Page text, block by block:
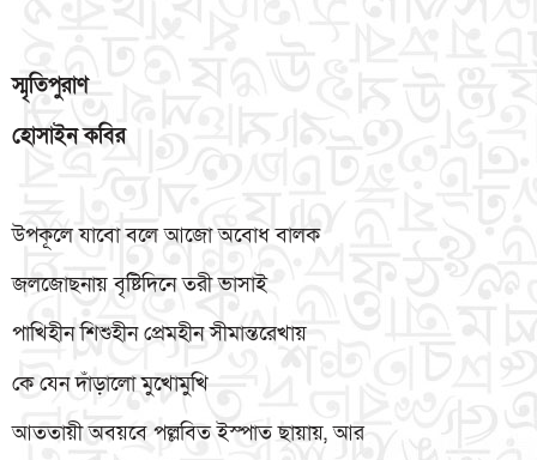
স্মৃতিপুরাণ
হোসাইন কবির
উপকূলে যাবো বলে আজো অবোধ বালক
জলজোছনায় বৃষ্টিদিনে তরী ভাসাই
পাখিহীন শিশুহীন প্রেমহীন সীমান্তরেখায়
কে যেন দাঁড়ালো মুখোমুখি
আততায়ী অবয়বে পল্লবিত ইস্পাত ছায়ায়, আর